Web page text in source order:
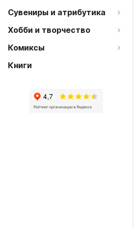
Сувениры и атрибутика
Хобби и творчество
Комиксы
Книги